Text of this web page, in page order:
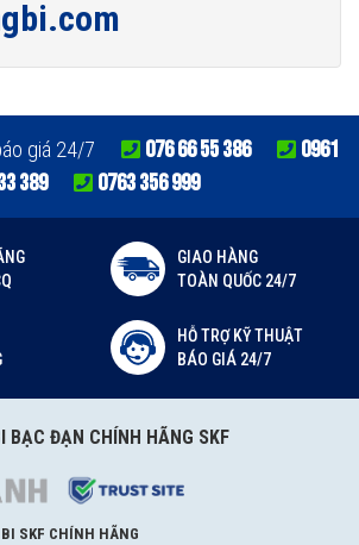
giá 24/7 076 66 55 386
0961
389
0763 356 999
GIAO HÀNG
TOÀN QUỐC 24/7
HỖ TRỢ KỸ THUẬT
BÁO GIÁ 24/7
BẠC ĐẠN CHÍNH HÃNG SKF
BI SKF CHÍNH HÃNG